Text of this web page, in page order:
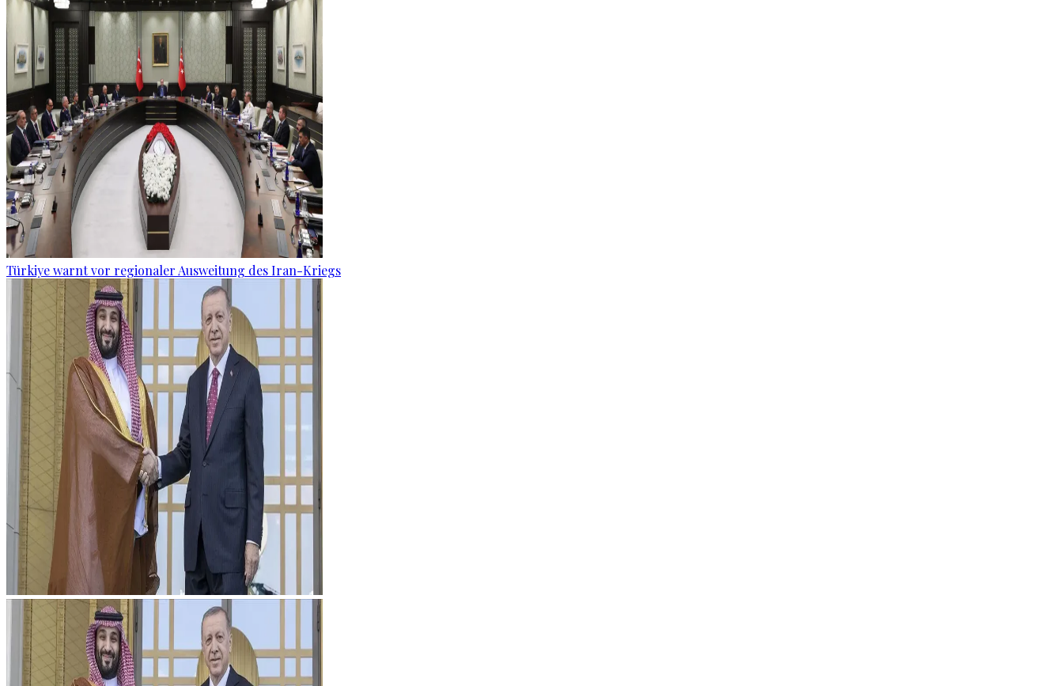
Türkiye warnt vor regionaler Ausweitung des Iran-Kriegs